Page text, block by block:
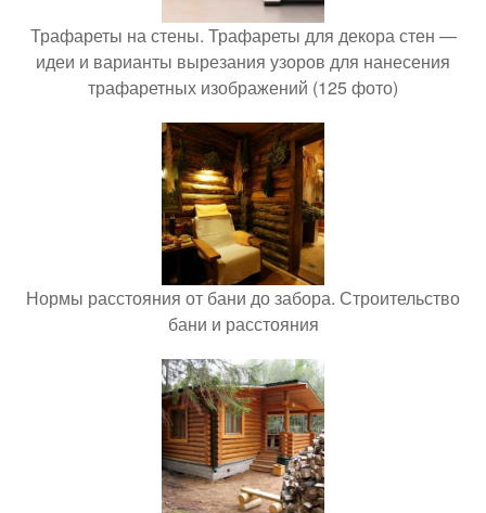
Трафареты на стены. Трафареты для декора стен —
идеи и варианты вырезания узоров для нанесения
трафаретных изображений (125 фото)
Нормы расстояния от бани до забора. Строительство
бани и расстояния